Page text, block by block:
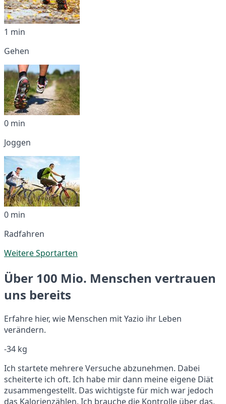
1 min
Gehen
0 min
Joggen
0 min
Radfahren
Weitere Sportarten
Über 100 Mio. Menschen vertrauen
uns bereits
Erfahre hier, wie Menschen mit Yazio ihr Leben
verändern.
-34 kg
Ich startete mehrere Versuche abzunehmen. Dabei
scheiterte ich oft. Ich habe mir dann meine eigene Diät
zusammengestellt. Das wichtigste für mich war jedoch
das Kalorienzählen. Ich brauche die Kontrolle über das,